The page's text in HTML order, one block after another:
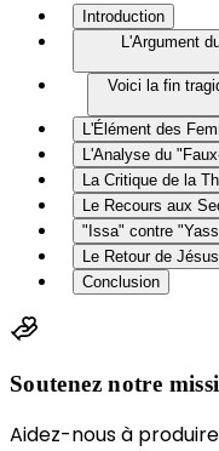
Introduction
L'Argument
Voici la fin
L'Élément des
L'Analyse du
La Critique de la
Le Recours aux
"Issa" contre
Le Retour de
Conclusion
Soutenez notre
Aidez-nous à